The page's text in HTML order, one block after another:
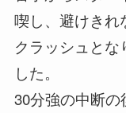
喫し、避けきれ
クラッシュとな
した。
30分強の中断